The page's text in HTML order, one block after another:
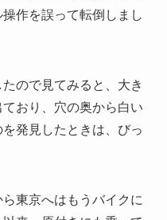
作を誤って転倒しまし
ので見てみると、大き
おり、穴の奥から白い
発見したときは、びっ
東京へはもうバイクに